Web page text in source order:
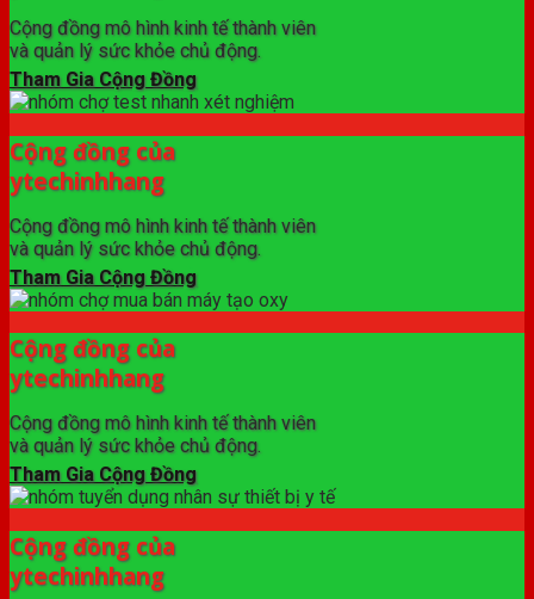
Cộng đồng mô hình kinh tế thành viên
và quản lý sức khỏe chủ động.
Tham Gia Cộng Đồng
Cộng đồng của
ytechinhhang
Cộng đồng mô hình kinh tế thành viên
và quản lý sức khỏe chủ động.
Tham Gia Cộng Đồng
Cộng đồng của
ytechinhhang
Cộng đồng mô hình kinh tế thành viên
và quản lý sức khỏe chủ động.
Tham Gia Cộng Đồng
Cộng đồng của
ytechinhhang